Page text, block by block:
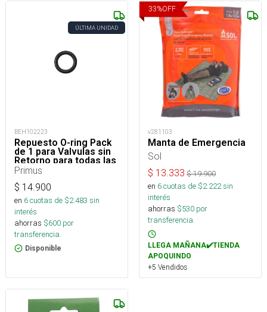
ÚLTIMA UNIDAD
BEH102223
Repuesto O-ring Pack
de 1 para Valvulas sin
Retorno para todas las
valvulas
Primus
$ 14.900
en 6cuotas de $2.483 sin
interés
ahorras $600 por
transferencia.
Disponible
33%OFF
v281103
Manta de Emergencia
Sol
$ 13.333 $19.900
en 6cuotas de $2.222sin
interés
ahorras $530 por
transferencia.
LLEGA MAÑANA✔️TIENDA
APOQUINDO
+5 Vendidos